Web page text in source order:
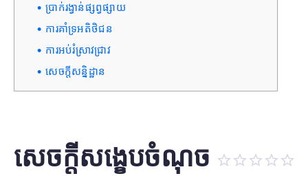
ប្រាក់រង្វាន់ផ្សព្វផ្សាយ
ការគាំទ្រអតិថិជន
ការអប់រំស្រាវជ្រាវ
សេចក្តីសន្និដ្ឋាន
សេចក្តីសង្ខេបចំណុច